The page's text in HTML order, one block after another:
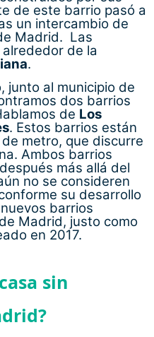
no se consideren
su desarrollo
barrios
Madrid, justo como
en 2017.
sin
en el centro para
del este de
venderás a
una vez que se
a nuestra
del inmueble y de
precio de venta.
venta, ponemos a
nuestro